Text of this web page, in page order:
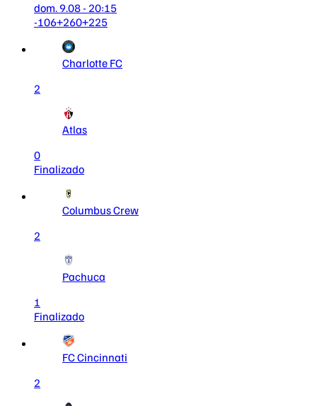
dom. 9.08 - 20:15
-106+260+225
Charlotte FC
2
Atlas
0
Finalizado
Columbus Crew
2
Pachuca
1
Finalizado
FC Cincinnati
2